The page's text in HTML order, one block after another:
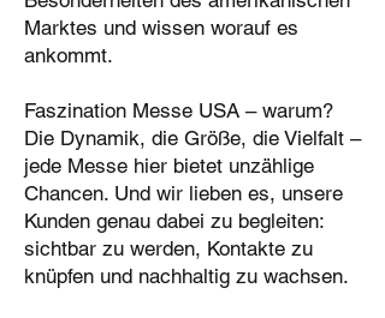
Marktes und wissen worauf es
ankommt.
Faszination Messe USA – warum?
Die Dynamik, die Größe, die Vielfalt –
jede Messe hier bietet unzählige
Chancen. Und wir lieben es, unsere
Kunden genau dabei zu begleiten:
sichtbar zu werden, Kontakte zu
knüpfen und nachhaltig zu wachsen.